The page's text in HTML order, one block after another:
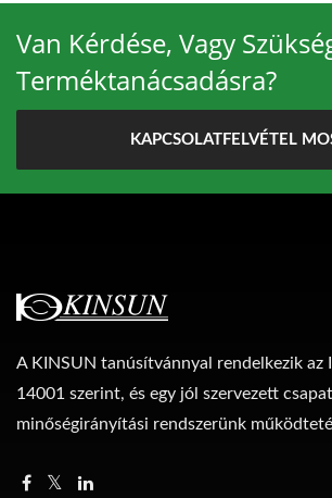
Van Kérdése, Vagy
Terméktanácsadásra?
KAPCSOLATFELVÉTEL
A KINSUN tanúsítvánnyal rendelkezik az
14001 szerint, és egy jól szervezett
minőségirányítási rendszerünk